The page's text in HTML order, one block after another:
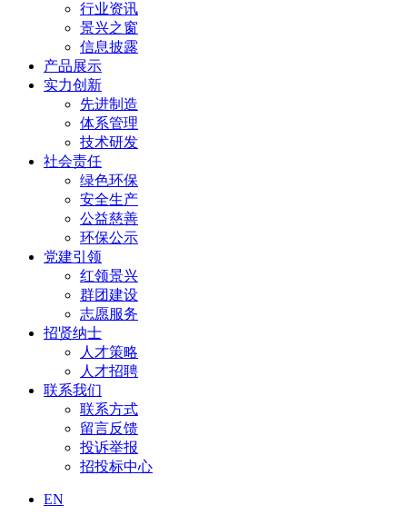
行业资讯
景兴之窗
信息披露
产品展示
实力创新
先进制造
体系管理
技术研发
社会责任
绿色环保
安全生产
公益慈善
环保公示
党建引领
红领景兴
群团建设
志愿服务
招贤纳士
人才策略
人才招聘
联系我们
联系方式
留言反馈
投诉举报
招投标中心
EN